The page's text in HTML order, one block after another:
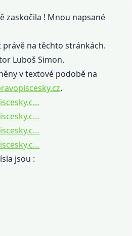
zaskočila ! Mnou napsané
právě na těchto stránkách.
Luboš Simon.
v textové podobě na
.
jsou :